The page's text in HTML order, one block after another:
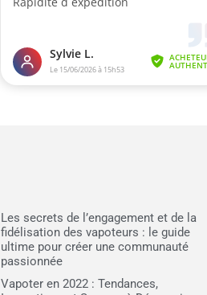
Les secrets de l’engagement et de la
fidélisation des vapoteurs : le guide
ultime pour créer une communauté
passionnée
Vapoter en 2022 : Tendances,